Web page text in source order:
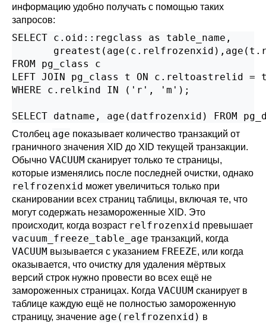
информацию удобно получать с помощью таких
запросов:
SELECT c.oid::regclass as table_name,
FROM pg_class c
LEFT JOIN pg_class t ON c.reltoastrelid =
WHERE c.relkind IN ('r', 'm');
SELECT datname, age(datfrozenxid) FROM
Столбец age показывает количество транзакций от
граничного значения XID до XID текущей транзакции.
Обычно VACUUM сканирует только те страницы,
которые изменялись после последней очистки, однако
relfrozenxid может увеличиться только при
сканировании всех страниц таблицы, включая те, что
могут содержать незамороженные XID. Это
происходит, когда возраст relfrozenxid превышает
vacuum_freeze_table_age транзакций, когда
VACUUM вызывается с указанием FREEZE, или когда
оказывается, что очистку для удаления мёртвых
версий строк нужно провести во всех ещё не
замороженных страницах. Когда VACUUM сканирует в
таблице каждую ещё не полностью замороженную
страницу, значение age(relfrozenxid) в